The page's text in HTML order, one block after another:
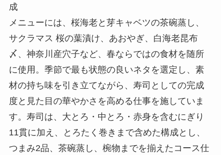
成
メニューには、桜海老と芽キャベツの茶碗蒸し、
サクラマス 桜の葉漬け、あおやぎ、白海老昆布
〆、神奈川産穴子など、春ならではの食材を随所
に使用。季節で最も状態の良いネタを選定し、素
材の持ち味を引き立てながら、寿司としての完成
度と見た目の華やかさを高める仕事を施していま
す。寿司は、大とろ・中とろ・赤身を含むにぎり
11貫に加え、とろたく巻きまで含めた構成とし、
つまみ2品、茶碗蒸し、椀物までを揃えたコース仕